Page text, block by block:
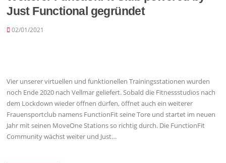
Just Functional gegründet
02/01/2021
Vier unserer virtuellen und funktionellen Trainingsstationen wurden
noch Ende 2020 nach Vellmar geliefert. Sobald die Fitnessstudios nach
dem Lockdown wieder öffnen dürfen, öffnet auch ein weiterer
Frauensportclub namens FunctionFit seine Tore und startet im neuen
Jahr mit seinen MoveOne Stations so richtig durch. Die FunctionFit
Community wächst weiter und Just…